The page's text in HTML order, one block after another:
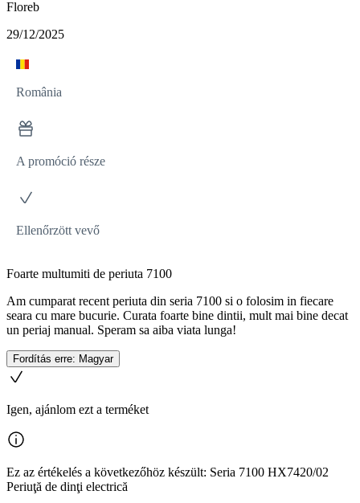
Floreb
29/12/2025
România
A promóció része
Ellenőrzött vevő
Foarte multumiti de periuta 7100
Am cumparat recent periuta din seria 7100 si o folosim in fiecare
seara cu mare bucurie. Curata foarte bine dintii, mult mai bine decat
un periaj manual. Speram sa aiba viata lunga!
Fordítás erre: Magyar
Igen, ajánlom ezt a terméket
Ez az értékelés a következőhöz készült: Seria 7100 HX7420/02
Periuţă de dinţi electrică